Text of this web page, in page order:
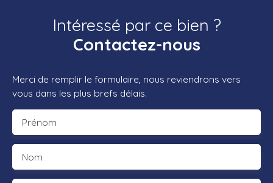
Intéressé par ce bien ?
Contactez-nous
Merci de remplir le formulaire, nous reviendrons vers
vous dans les plus brefs délais.
Prénom
Nom